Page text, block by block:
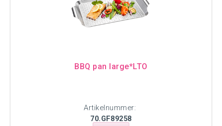
BBQ pan large*LTO
Artikelnummer:
70.GF89258